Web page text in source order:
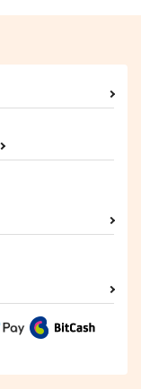
山姥切長義×後家兼光